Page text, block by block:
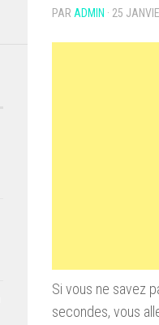
PAR ADMIN · 25
Si vous ne savez
secondes, vous